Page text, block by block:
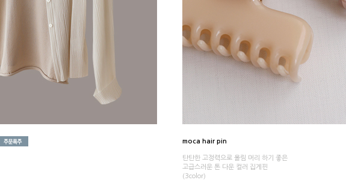
moca hair pin
탄탄한 고정력으로 올림 머리 하기 좋은
고급스러운 톤 다운 컬러 집게핀
(3color)